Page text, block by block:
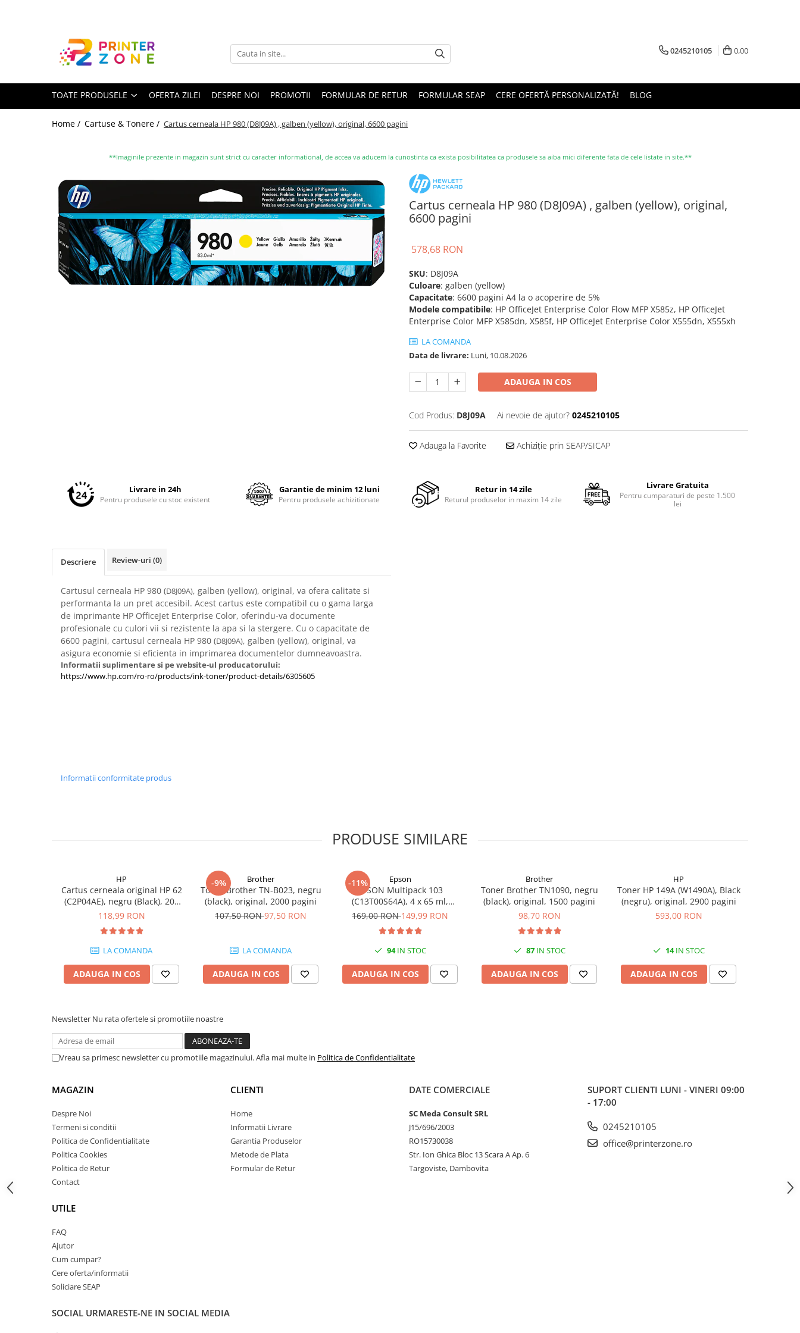
Toate Produsele
Imprimante cu jet
Imprimante matriciale
Accesorii imprimante
Accesorii multifunctionale
Piese schimb
Cartuse compatibile
Drum unit compatibile
Accesorii imprimante 3D
Filament imprimanta 3D
Laptopuri / notebookuri
Laptopuri gaming
Laptop-uri 2 in 1
Monitoare LED
SSD-uri interne
Hard disk-uri interne
Coolere CPU
Ventilatoare
Pasta termica
Placi video profesionale
SSD-uri externe
Hard disk-uri externe
Card reader
Adaptoare PCI / PCIe
Periferice PC
Kit mouse si tastatura
0245210105 0,00
TOATE PRODUSELE OFERTA ZILEI DESPRE NOI PROMOTII FORMULAR DE RETUR FORMULAR SEAP CERE OFERTĂ PERSONALIZATĂ! BLOG
Home / Cartuse & Tonere / Cartus cerneala HP 980 (D8J09A) , galben (yellow), original, 6600 pagini
**Imaginile prezente in magazin sunt strict cu caracter informational, de accea va aducem la cunostinta ca exista posibilitatea ca produsele sa aiba mici diferente fata de cele listate in site.**
Cartus cerneala HP 980 (D8J09A) , galben (yellow), original,
6600 pagini
578,68 RON
SKU: D8J09A
Culoare: galben (yellow)
Capacitate: 6600 pagini A4 la o acoperire de 5%
Modele compatibile: HP OfficeJet Enterprise Color Flow MFP X585z, HP OfficeJet
Enterprise Color MFP X585dn, X585f, HP OfficeJet Enterprise Color X555dn, X555xh
LA COMANDA
Data de livrare: Luni, 10.08.2026
ADAUGA IN COS
Cod Produs: D8J09A Ai nevoie de ajutor? 0245210105
Adauga la Favorite Achiziție prin SEAP/SICAP
Livrare in 24h
Pentru produsele cu stoc existent
Garantie de minim 12 luni
Pentru produsele achizitionate
Retur in 14 zile
Returul produselor in maxim 14 zile
Livrare Gratuita
Pentru cumparaturi de peste 1.500
lei
Descriere Review-uri (0)
Cartusul cerneala HP 980 (D8J09A), galben (yellow), original, va ofera calitate si
performanta la un pret accesibil. Acest cartus este compatibil cu o gama larga
de imprimante HP OfficeJet Enterprise Color, oferindu-va documente
profesionale cu culori vii si rezistente la apa si la stergere. Cu o capacitate de
6600 pagini, cartusul cerneala HP 980 (D8J09A), galben (yellow), original, va
asigura economie si eficienta in imprimarea documentelor dumneavoastra.
Informatii suplimentare si pe website-ul producatorului:
https://www.hp.com/ro-ro/products/ink-toner/product-details/6305605
Informatii conformitate produs
PRODUSE SIMILARE
HP
Cartus cerneala original HP 62
(C2P04AE), negru (Black), 200
pagini
118,99 RON
LA COMANDA
ADAUGA IN COS
-9% Brother
Toner Brother TN-B023, negru
(black), original, 2000 pagini
107,50 RON97,50 RON
LA COMANDA
ADAUGA IN COS
-11% Epson
EPSON Multipack 103
(C13T00S64A), 4 x 65 ml,
Black/Cyan/Magenta/Yellow
169,00 RON149,99 RON
94IN STOC
ADAUGA IN COS
Brother
Toner Brother TN1090, negru
(black), original, 1500 pagini
98,70 RON
87IN STOC
ADAUGA IN COS
HP
Toner HP 149A (W1490A), Black
(negru), original, 2900 pagini
593,00 RON
14IN STOC
ADAUGA IN COS
Newsletter Nu rata ofertele si promotiile noastre
Vreau sa primesc newsletter cu promotiile magazinului. Afla mai multe in Politica de Confidentialitate
MAGAZIN
Despre Noi
Termeni si conditii
Politica de Confidentialitate
Politica Cookies
Politica de Retur
Contact
UTILE
FAQ
Ajutor
Cum cumpar?
Cere oferta/informatii
Soliciare SEAP
CLIENTI
Home
Informatii Livrare
Garantia Produselor
Metode de Plata
Formular de Retur
DATE COMERCIALE
SC Meda Consult SRL
J15/696/2003
RO15730038
Str. Ion Ghica Bloc 13 Scara A Ap. 6
Targoviste, Dambovita
SUPORT CLIENTI LUNI - VINERI 09:00
- 17:00
0245210105
office@printerzone.ro
SOCIAL URMARESTE-NE IN SOCIAL MEDIA